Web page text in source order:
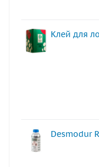
Клей для
Desmodur